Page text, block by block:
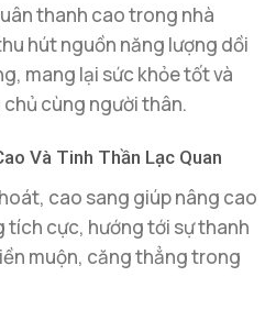
thanh cao trong nhà
hút nguồn năng lượng dồi
mang lại sức khỏe tốt và
cùng người thân.
Và Tinh Thần Lạc Quan
cao sang giúp nâng cao
tích cực, hướng tới sự thanh
muộn, căng thẳng trong